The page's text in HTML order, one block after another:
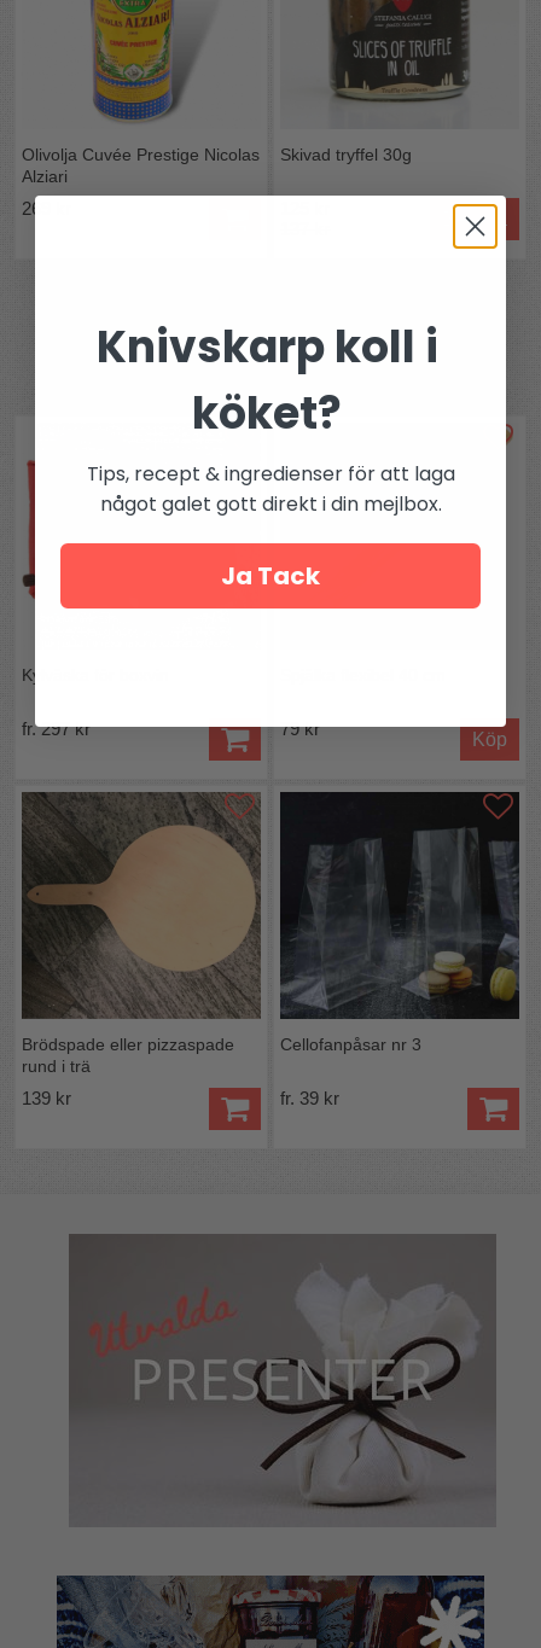
60mm
Olivolja Cuvée Prestige Nicolas
Alziari
269 kr
Skivad tryffel 30g
Bevaka
Andra köpte även
Kylväska för boxvin
fr. 297 kr 79 kr
Köp
Brödspade eller pizzaspade
rund i trä
139 kr
Cellofanpåsar nr 3
fr. 39 kr
Knivskarp koll i
köket?
Tips, recept & ingredienser för att laga
något galet gott direkt i din mejlbox.
Ja Tack